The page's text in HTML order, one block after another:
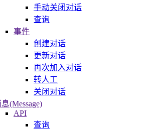
手动关闭对话
查询
事件
创建对话
更新对话
再次加入对话
转人工
关闭对话
(Message)
API
查询